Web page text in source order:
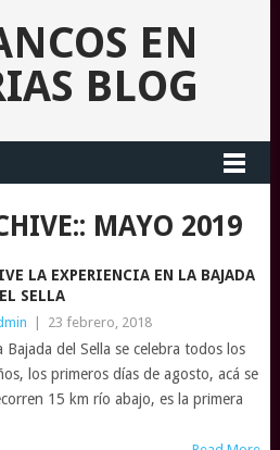
EN
BLOG
MAYO 2019
LA EXPERIENCIA EN LA BAJADA
SELLA
23 febrero, 2018
Bajada del Sella se celebra todos los
los primeros días de agosto, acá se
15 km río abajo, es la primera